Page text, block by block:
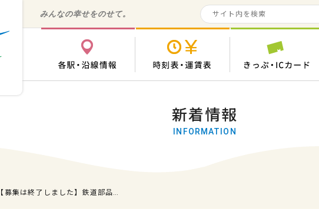
みんなの幸せをのせて。
各駅・沿線情報 時刻表・運賃表
新着情報
INFORMATION
【募集は終了しました】鉄道部品…